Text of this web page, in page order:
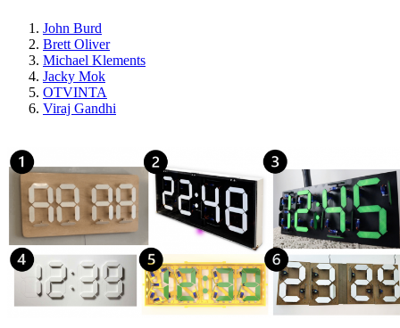
John Burd
Brett Oliver
Michael Klements
Jacky Mok
OTVINTA
Viraj Gandhi